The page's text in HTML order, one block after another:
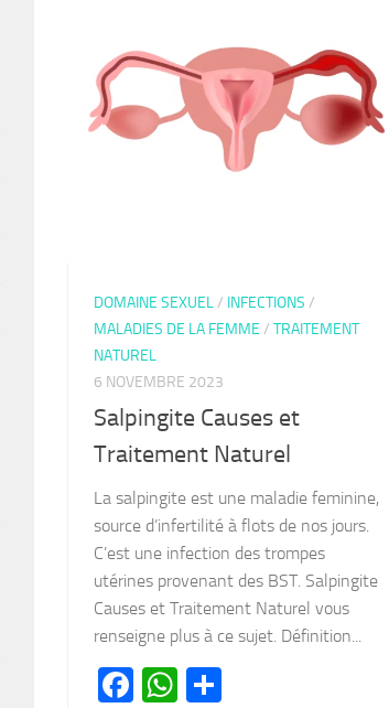
DOMAINE SEXUEL/ INFECTIONS /
MALADIES DE LA FEMME / TRAITEMENT
NATUREL
6 NOVEMBRE 2023
Salpingite Causes et
Traitement Naturel
La salpingite est une maladie feminine,
source d’infertilité à flots de nos jours.
C’est une infection des trompes
utérines provenant des BST. Salpingite
Causes et Traitement Naturel vous
renseigne plus à ce sujet. Définition...
Facebook
WhatsApp